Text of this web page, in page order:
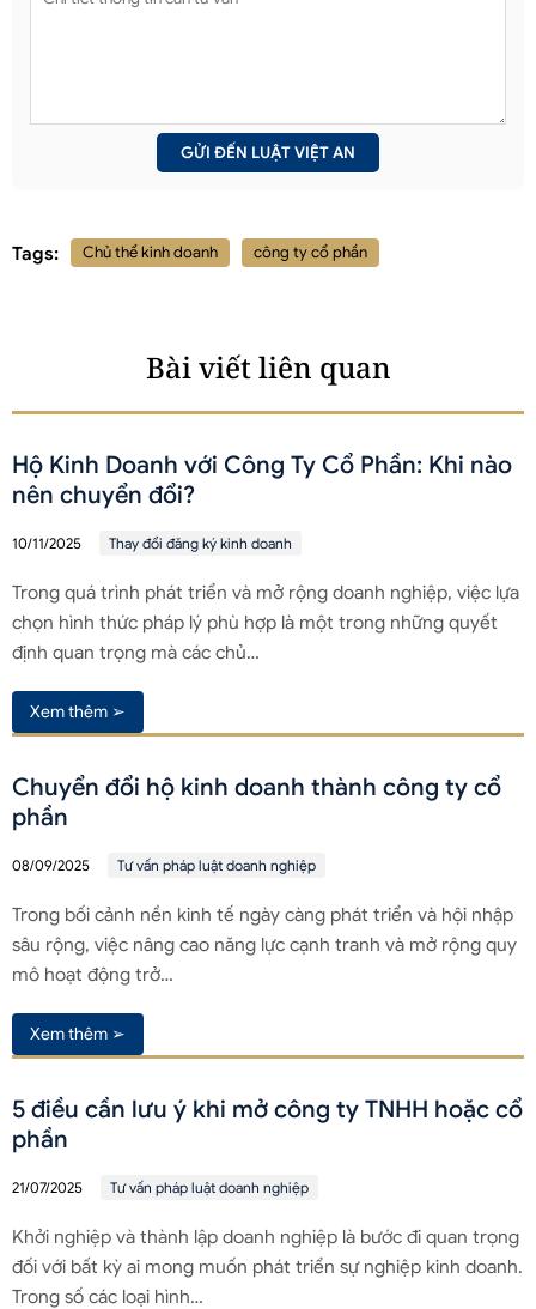
Tags: Chủ thể kinh doanh công ty cổ phần
Bài viết liên quan
Hộ Kinh Doanh với Công Ty Cổ Phần: Khi nào
nên chuyển đổi?
10/11/2025 Thay đổi đăng ký kinh doanh
Trong quá trình phát triển và mở rộng doanh nghiệp, việc lựa
chọn hình thức pháp lý phù hợp là một trong những quyết
định quan trọng mà các chủ…
Xem thêm ➢
Chuyển đổi hộ kinh doanh thành công ty cổ
phần
08/09/2025 Tư vấn pháp luật doanh nghiệp
Trong bối cảnh nền kinh tế ngày càng phát triển và hội nhập
sâu rộng, việc nâng cao năng lực cạnh tranh và mở rộng quy
mô hoạt động trở…
Xem thêm ➢
5 điều cần lưu ý khi mở công ty TNHH hoặc cổ
phần
21/07/2025 Tư vấn pháp luật doanh nghiệp
Khởi nghiệp và thành lập doanh nghiệp là bước đi quan trọng
đối với bất kỳ ai mong muốn phát triển sự nghiệp kinh doanh.
Trong số các loại hình…